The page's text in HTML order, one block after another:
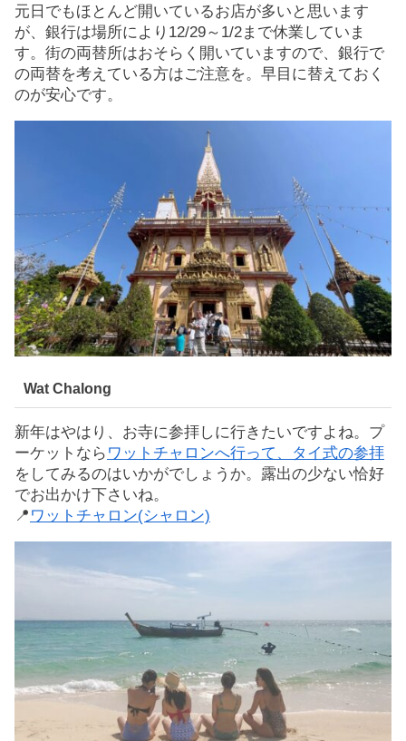
元日でもほとんど開いているお店が多いと思います
が、銀行は場所により12/29～1/2まで休業していま
す。街の両替所はおそらく開いていますので、銀行で
の両替を考えている方はご注意を。早目に替えておく
のが安心です。
Wat Chalong
新年はやはり、お寺に参拝しに行きたいですよね。プ
ーケットなら ワットチャロンへ行って、タイ式の参拝
をしてみるのはいかがでしょうか。露出の少ない恰好
でお出かけ下さいね。
📍 ワットチャロン(シャロン)